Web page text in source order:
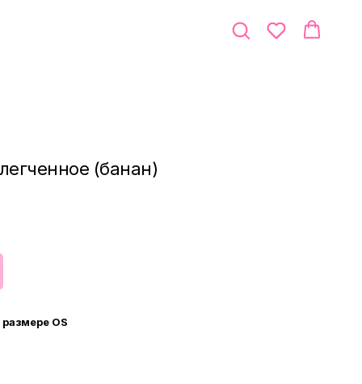
(банан)
OS